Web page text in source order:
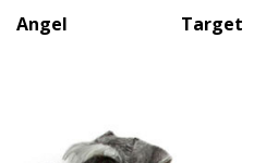
Angel Target